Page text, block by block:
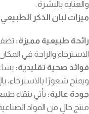
والعناية بالبشرة.
ميزات لبان الذكر
رائحة طبيعية مميزة:
الاسترخاء والراحة في
فوائد صحية تقليدية:
ويمنح شعورًا بالاسترخاء،
جودة عالية: يأتي بنقاء
منتج خالٍ من المواد